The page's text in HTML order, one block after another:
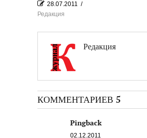
28.07.2011 /
Редакция
Редакция
КОММЕНТАРИЕВ 5
Pingback
02.12.2011